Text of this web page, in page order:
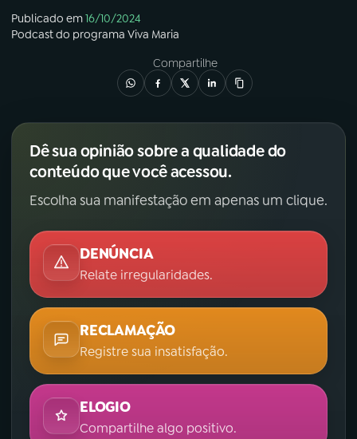
Publicado em16/10/2024
Podcastdo programa Viva Maria
Compartilhe
Dê sua opinião sobre a qualidade do
conteúdo que você acessou.
Escolha sua manifestação em apenas um clique.
DENÚNCIA
Relate irregularidades.
RECLAMAÇÃO
Registre sua insatisfação.
ELOGIO
Compartilhe algo positivo.